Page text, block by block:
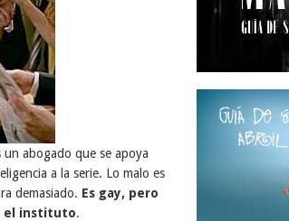
un abogado que se apoya
a la serie. Lo malo es
demasiado. Es gay, pero
el instituto.